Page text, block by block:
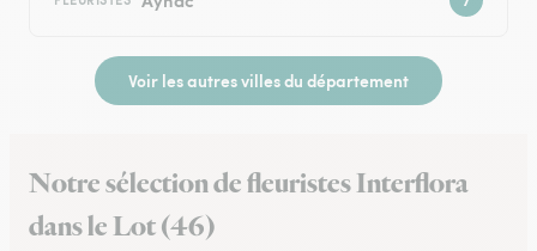
Voir les autres villes du département
Notre sélection de fleuristes Interflora
dans le Lot (46)